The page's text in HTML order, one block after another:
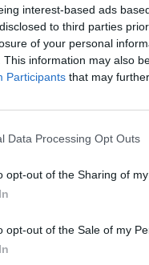
interest-based ads
to third parties
of your personal
This information may also
Participants that may
Data Processing Opt Outs
opt-out of the Sharing of
opt-out of the Sale of my